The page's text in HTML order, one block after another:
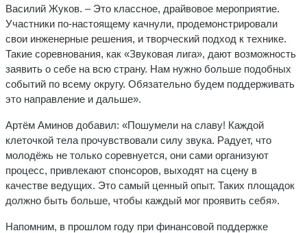
Василий Жуков. – Это классное, драйвовое мероприятие.
Участники по-настоящему качнули, продемонстрировали
свои инженерные решения, и творческий подход к технике.
Такие соревнования, как «Звуковая лига», дают возможность
заявить о себе на всю страну. Нам нужно больше подобных
событий по всему округу. Обязательно будем поддерживать
это направление и дальше».
Артём Аминов добавил: «Пошумели на славу! Каждой
клеточкой тела прочувствовали силу звука. Радует, что
молодёжь не только соревнуется, они сами организуют
процесс, привлекают спонсоров, выходят на сцену в
качестве ведущих. Это самый ценный опыт. Таких площадок
должно быть больше, чтобы каждый мог проявить себя».
Напомним, в прошлом году при финансовой поддержке